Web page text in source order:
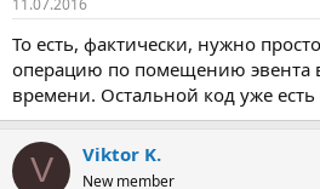
То есть, фактически, нужно
операцию по помещению эвента
времени. Остальной код уже есть
V Viktor K.
New member